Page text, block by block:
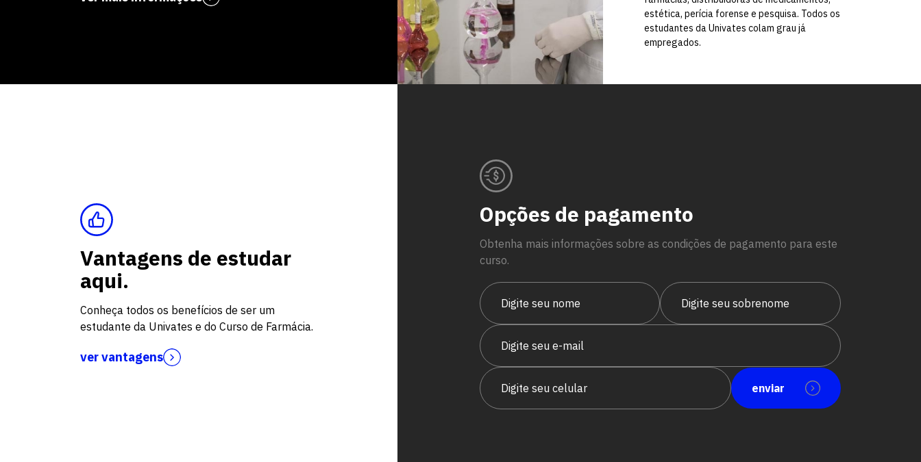
estética, perícia forense e pesquisa. Todos os
estudantes da Univates colam grau já
empregados.
Vantagens de estudar
aqui.
Conheça todos os benefícios de ser um
estudante da Univates e do Curso de Farmácia.
ver vantagens
Opções de pagamento
Obtenha mais informações sobre as condições de pagamento para este
curso.
enviar
Escolha a vaga que você
quer concorrer:
vagas para início de curso
vagas a partir do 2º ano de curso